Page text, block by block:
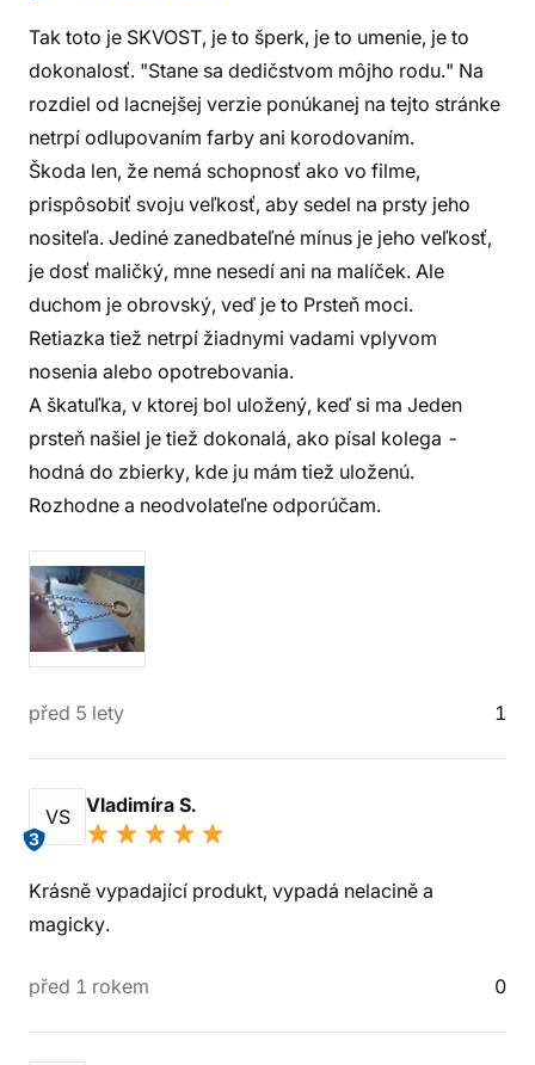
Tak toto je SKVOST, je to šperk, je to umenie, je to
dokonalosť. "Stane sa dedičstvom môjho rodu." Na
rozdiel od lacnejšej verzie ponúkanej na tejto stránke
netrpí odlupovaním farby ani korodovaním.
Škoda len, že nemá schopnosť ako vo filme,
prispôsobiť svoju veľkosť, aby sedel na prsty jeho
nositeľa. Jediné zanedbateľné mínus je jeho veľkosť,
je dosť maličký, mne nesedí ani na malíček. Ale
duchom je obrovský, veď je to Prsteň moci.
Retiazka tiež netrpí žiadnymi vadami vplyvom
nosenia alebo opotrebovania.
A škatuľka, v ktorej bol uložený, keď si ma Jeden
prsteň našiel je tiež dokonalá, ako písal kolega -
hodná do zbierky, kde ju mám tiež uloženú.
Rozhodne a neodvolateľne odporúčam.
před 5 lety 1
VS
3
Vladimíra S.
Krásně vypadající produkt, vypadá nelacině a
magicky.
před 1 rokem 0